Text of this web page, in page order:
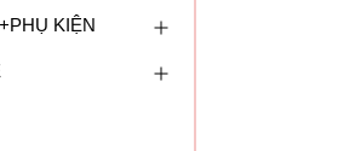
KIỆN